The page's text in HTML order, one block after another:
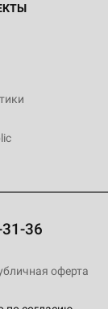
36
оферта